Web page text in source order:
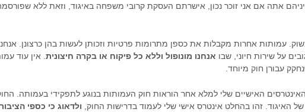
אתה אם אני זוכר נכון, אישרתם העסקת קרובי משפחה באיגוד, וזאת ללא
בשוק. עמותות אחרות מקבלות את כספן מתרומות פרטיות וזכותן לעשות בהן כרצונן.
על שירות חיוני, שבו אנחנו מונופול וללא כל פיקוח או בקרה חיצונית . אין עוד
עבורן חוק מיוחד.
האישיים שלי למלא אחר הוראות חוק העמותות בנוגע לתפקידי בעמותה.
האיגוד. זהו בהחלט אינטרס אישי שלי לעמוד בדרישות החוק, ולדאוג כי כספי